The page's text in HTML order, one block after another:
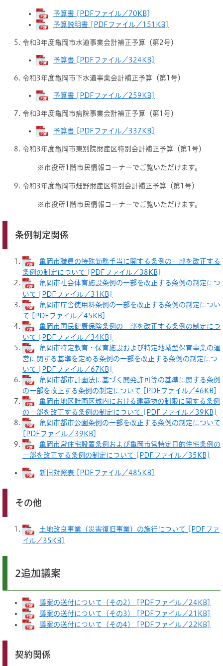
予算書 [PDFファイル／70KB]
予算説明書 [PDFファイル／151KB]
令和3年度亀岡市水道事業会計補正予算（第2号）
予算書 [PDFファイル／324KB]
令和3年度亀岡市下水道事業会計補正予算（第1号）
予算書 [PDFファイル／259KB]
令和3年度亀岡市病院事業会計補正予算（第1号）
予算書 [PDFファイル／337KB]
令和3年度亀岡市東別院財産区特別会計補正予算（第1号）
※市役所1階市民情報コーナーでご覧いただけます。
令和3年度亀岡市畑野財産区特別会計補正予算（第1号）
※市役所1階市民情報コーナーでご覧いただけます。
条例制定関係
亀岡市職員の特殊勤務手当に関する条例の一部を改正する
条例の制定について [PDFファイル／38KB]
亀岡市社会体育施設条例の一部を改正する条例の制定につ
いて [PDFファイル／31KB]
亀岡市庁舎使用料条例の一部を改正する条例の制定につい
て [PDFファイル／45KB]
亀岡市国民健康保険条例の一部を改正する条例の制定につ
いて [PDFファイル／34KB]
亀岡市特定教育・保育施設および特定地域型保育事業の運
営に関する基準を定める条例の一部を改正する条例の制定につ
いて [PDFファイル／67KB]
亀岡市都市計画法に基づく開発許可等の基準に関する条例
の一部を改正する条例の制定について [PDFファイル／46KB]
亀岡市地区計画区域内における建築物の制限に関する条例
の一部を改正する条例の制定について [PDFファイル／39KB]
亀岡市都市公園条例の一部を改正する条例の制定について
[PDFファイル／39KB]
亀岡市営住宅設置条例および亀岡市営特定目的住宅条例の
一部を改正する条例の制定について [PDFファイル／35KB]
新旧対照表 [PDFファイル／485KB]
その他
土地改良事業（災害復旧事業）の施行について [PDFファ
イル／35KB]
2追加議案
議案の送付について（その2） [PDFファイル／24KB]
議案の送付について（その3） [PDFファイル／21KB]
議案の送付について（その4） [PDFファイル／22KB]
契約関係